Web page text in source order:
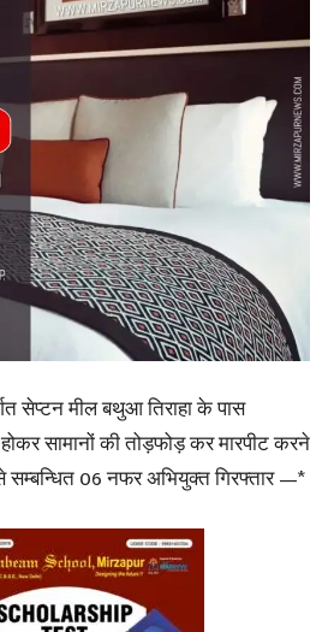
सेप्टन मील बथुआ तिराहा के पास
सामानों की तोड़फोड़ कर मारपीट करने
06 नफर अभियुक्त गिरफ्तार —*